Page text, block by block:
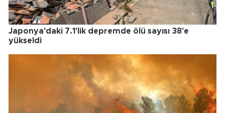
Japonya'daki 7.1'lik depremde ölü sayısı 38'e
yükseldi